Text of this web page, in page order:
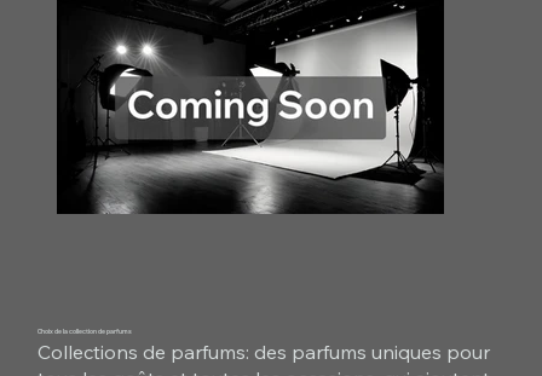
Choix de la collection de parfums
Collections de parfums: des parfums uniques pour